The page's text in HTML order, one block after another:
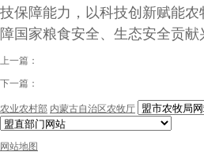
技保障能力，以科技创新赋能
障国家粮食安全、生态安全贡献
上一篇：
下一篇：
农业农村部 内蒙古自治区农牧厅
网站地图